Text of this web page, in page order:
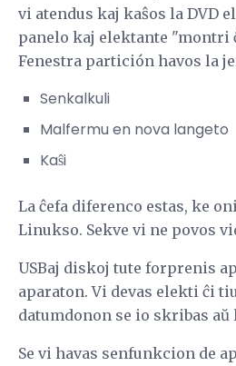
vi atendus kaj kaŝos la DVD
panelo kaj elektante "montri
Fenestra partición havos la
Senkalkuli
Malfermu en nova langeto
Kaŝi
La ĉefa diferenco estas, ke
Linukso. Sekve vi ne povos
USBaj diskoj tute forprenis
aparaton. Vi devas elekti ĉi
datumdonon se io skribas
Se vi havas senfunkcion de